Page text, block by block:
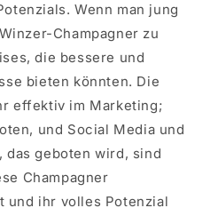
Wenn man jung
Champagner zu
die bessere und
bieten könnten. Die
effektiv im Marketing;
und Social Media und
das geboten wird, sind
Champagner
und ihr volles Potenzial